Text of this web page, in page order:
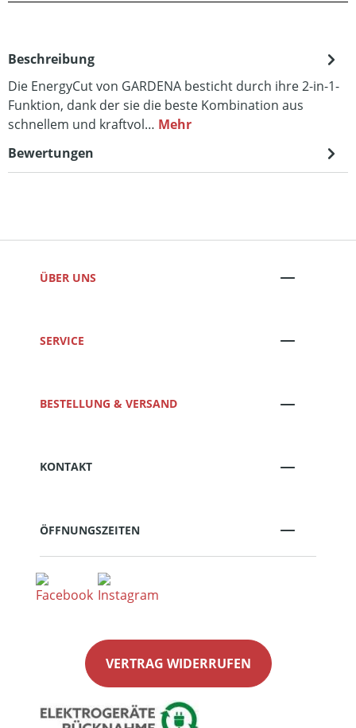
Beschreibung
Die EnergyCut von GARDENA besticht durch ihre 2-in-1-
Funktion, dank der sie die beste Kombination aus
schnellem und kraftvol… Mehr
Bewertungen
ÜBER UNS
SERVICE
BESTELLUNG & VERSAND
KONTAKT
ÖFFNUNGSZEITEN
VERTRAG WIDERRUFEN